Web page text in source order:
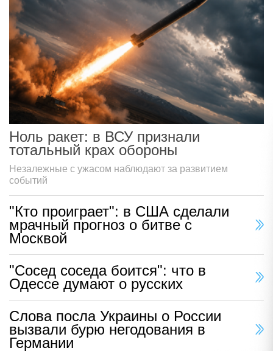
Ноль ракет: в ВСУ признали
тотальный крах обороны
Незалежные с ужасом наблюдают за развитием
событий
"Кто проиграет": в США сделали
мрачный прогноз о битве с
Москвой
"Сосед соседа боится": что в
Одессе думают о русских
Слова посла Украины о России
вызвали бурю негодования в
Германии